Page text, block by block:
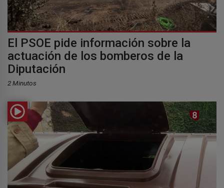
El PSOE pide información sobre la
actuación de los bomberos de la
Diputación
2 Minutos